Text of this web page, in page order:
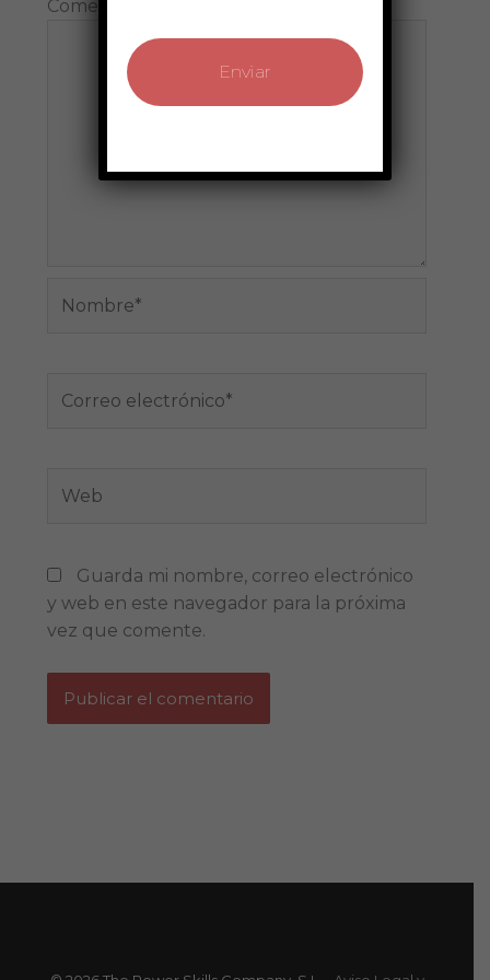
Comentario
electrónico*
Guarda mi nombre, correo electrónico
y web en este navegador para la próxima
vez que comente.